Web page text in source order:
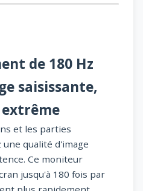
de 180 Hz
saisissante,
et les parties
une qualité d'image
Ce moniteur
jusqu'à 180 fois par